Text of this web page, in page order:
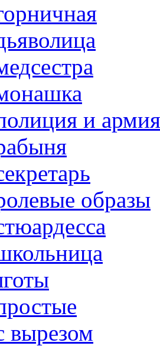
и армия
образы
вырезом